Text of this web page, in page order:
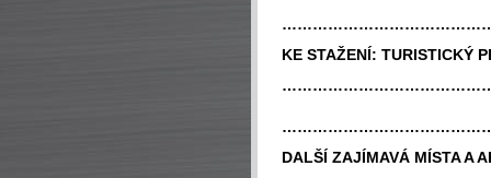
KE STAŽENÍ: TURISTICKÝ
DALŠÍ ZAJÍMAVÁ MÍSTA A